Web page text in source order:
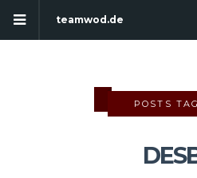
teamwod.de
POSTS